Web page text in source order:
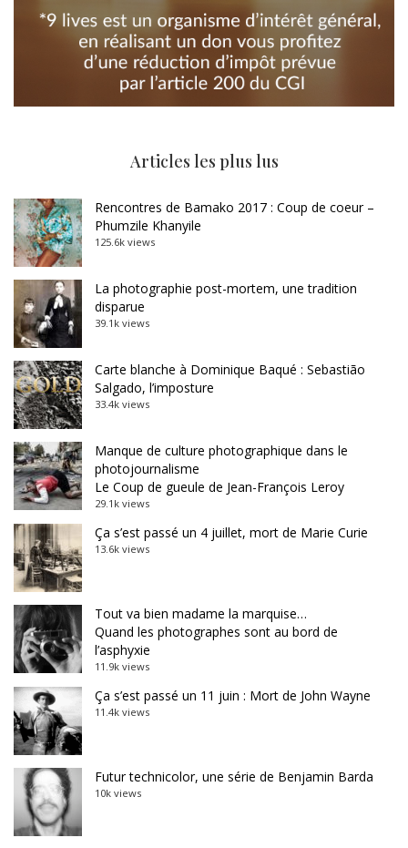
Articles les plus lus
Rencontres de Bamako 2017 : Coup de coeur –
Phumzile Khanyile
125.6k views
La photographie post-mortem, une tradition
disparue
39.1k views
Carte blanche à Dominique Baqué : Sebastião
Salgado, l’imposture
33.4k views
Manque de culture photographique dans le
photojournalisme
Le Coup de gueule de Jean-François Leroy
29.1k views
Ça s’est passé un 4 juillet, mort de Marie Curie
13.6k views
Tout va bien madame la marquise…
Quand les photographes sont au bord de
l’asphyxie
11.9k views
Ça s’est passé un 11 juin : Mort de John Wayne
11.4k views
Futur technicolor, une série de Benjamin Barda
10k views